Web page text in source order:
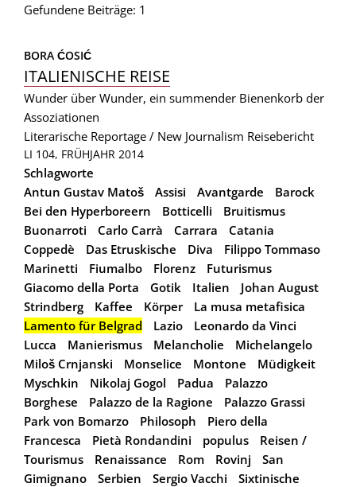
Gefundene Beiträge: 1
BORA ĆOSIĆ
ITALIENISCHE REISE
Wunder über Wunder, ein summender Bienenkorb der
Assoziationen
Literarische Reportage / New Journalism Reisebericht
LI 104, FRÜHJAHR 2014
Schlagworte
Antun Gustav Matoš
Assisi Avantgarde
Barock
Bei den Hyperboreern
Botticelli
Bruitismus
Buonarroti
Carlo Carrà Carrara
Catania
Coppedè
Das Etruskische Diva
Filippo Tommaso
Marinetti
Fiumalbo Florenz
Futurismus
Giacomo della Porta
Gotik Italien
Johan August
Strindberg
Kaffee Körper
La musa metafisica
Lamento für Belgrad
Lazio
Leonardo da Vinci
Lucca
Manierismus Melancholie
Michelangelo
Miloš Crnjanski
Monselice Montone
Müdigkeit
Myschkin
Nikolaj Gogol Padua
Palazzo
Borghese
Palazzo de la Ragione
Palazzo Grassi
Park von Bomarzo
Philosoph
Piero della
Francesca
Pietà Rondandini populus
Reisen /
Tourismus
Renaissance Rom Rovinj
San
Gimignano
Serbien Sergio Vacchi
Sixtinische